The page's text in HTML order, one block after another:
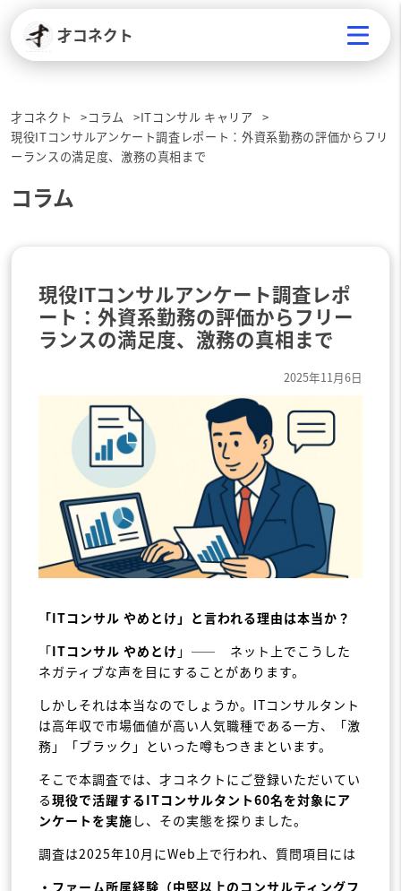
才コネクト
才コネクト コラム
ITコンサル キャリア
現役ITコンサルアンケート調査レポート：外資系勤務の評価からフリ
ーランスの満足度、激務の真相まで
コラム
現役ITコンサルアンケート調査レポ
ート：外資系勤務の評価からフリー
ランスの満足度、激務の真相まで
2025年11月6日
「ITコンサル やめとけ」と言われる理由は本当か？
「ITコンサル やめとけ 」―― ネット上でこうした
ネガティブな声を目にすることがあります。
しかしそれは本当なのでしょうか。ITコンサルタント
は高年収で市場価値が高い人気職種である一方、「激
務」「ブラック」といった噂もつきまといます。
そこで本調査では、才コネクトにご登録いただいてい
る現役で活躍するITコンサルタント60名を対象にア
ンケートを実施 し、その実態を探りました。
調査は2025年10月にWeb上で行われ、質問項目には
・ファーム所属経験（中堅以上のコンサルティングフ